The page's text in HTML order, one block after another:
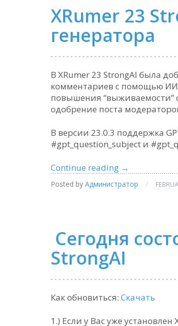
XRumer 23
генератора
В XRumer 23 StrongAI была
комментариев с помощью ИИ
повышения “выживаемости”
одобрение поста
В версии 23.0.3 поддержка
#gpt_question_subject и
Continue reading XRumer
StrongAI:
→
Posted by Администратор /
Сегодня
StrongAI
Как обновиться: Скачать
1.) Если у Вас уже